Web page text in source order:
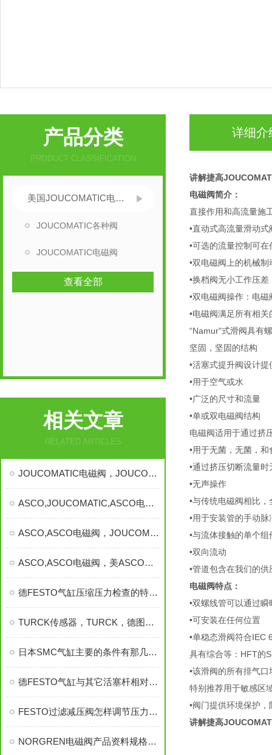
产品分类
PRODUCT CLASSIFICATION
美国JOUCOMATIC电磁阀
JOUCOMATIC各种阀
JOUCOMATIC电磁阀
查看全部
相关文章
RELATED ARTICLES
JOUCOMATIC电磁阀，JOUCOMATIC，捷高电磁阀
ASCO,JOUCOMATIC,ASCO电磁阀,JOUCOMATIC电磁阀
ASCO,ASCO电磁阀，JOUCOMATIC电磁阀
ASCO,ASCO电磁阀，美ASCO电磁阀，JOUCOMATIC电磁阀
德FESTO气缸压缩压力检查的特点及方法有哪些
TURCK传感器，TURCK，德图尔克传感器，图尔克传感器参数
日本SMC气缸主要的条件有那几个参数
德FESTO气缸与其它活塞杆相对比具备了哪些好处呢？
FESTO过滤减压阀怎样调节压力，基本
NORGREN电磁阀产品资料规格，NORGREN,英NORGREN
详细介
讲解捷高
电磁阀简介：
直接作用和高流量施
•直动式高流量滑动式
•可选的流量控制可
•双电磁阀上的机械
•换档阀无小工作压差
•双电磁阀操作：电
•电磁阀满足所有相关
“Namur"式滑阀具有
坚固，坚固的结构
•活塞式提升阀设计提
•用于空气或水
•广泛的尺寸和流量
•单或双电磁阀结构
电磁阀适用于通过挤
•用于无菌，无菌，和
•通过挤压切断流量
•无声操作
•与传统电磁阀相比
•用于安装管的手动脉
•与流体接触的单个组
•双向流动
•管道包含在我们的
电磁阀特点：
•双螺线管可以通过
•可安装在任何位置
•单稳态滑阀符合IEC
具有综合等：HFT的
•该滑阀的所有排气
特别推荐用于敏感区
•阀门提供环境保护
讲解捷高